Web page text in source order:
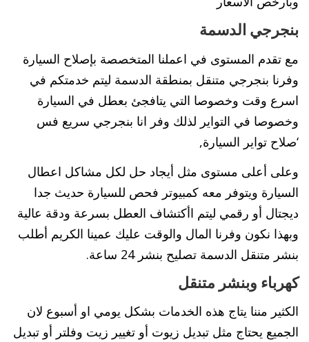
بنجرجي الدسمة
مع تقدم المستوى في اعملنا المتخصصة بإصلاح السيارة
وفرنا بنجرجي متنقل بمنطقة الدسمة ليتم خدمتكم في
اسرع وقت وخصوصا التي يتافجئ بعطل في السيارة
وخصوصا في التواير لذلك وفر انا بنجرجي سريع فس
‘صلاح تواير السيارة,
وعلى أعلى مستوى مثل أيجاد حل لكل مشاكل اعطال
السيارة ويتوفر معه كمبيوتر فحص للسيارة حديث جدا
ديجتال أو رقمي ليتم اأكتشاف العطل بسرعة ودقة عالية
وبهذا نكون وفرنا المال والوقت عليك عمينا الكريم أطلب
بنشر متنقل الدسمة تصليح بنشر 24 ساعة.
كهرباء وبنشر متنقل
الكثير مننا يتاج هذه الخدمات بشكل يومي او أسبوع لان
الجميع يحتاج مثل تبديل زيوت أو تغيير زيت وفلتر أو تبديل